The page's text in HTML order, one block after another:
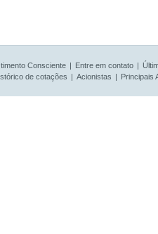
Consciente | Entre em contato |
de cotações | Acionistas | Principais